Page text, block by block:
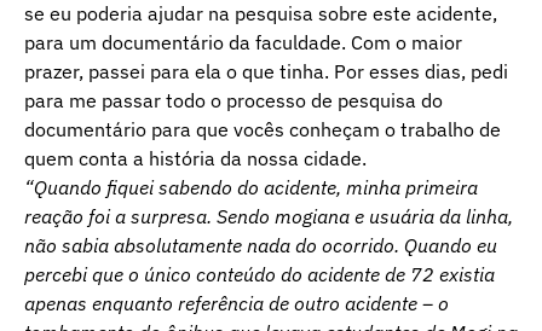
se eu poderia ajudar na pesquisa sobre este acidente,
para um documentário da faculdade. Com o maior
prazer, passei para ela o que tinha. Por esses dias, pedi
para me passar todo o processo de pesquisa do
documentário para que vocês conheçam o trabalho de
quem conta a história da nossa cidade.
“Quando fiquei sabendo do acidente, minha primeira
reação foi a surpresa. Sendo mogiana e usuária da linha,
não sabia absolutamente nada do ocorrido. Quando eu
percebi que o único conteúdo do acidente de 72 existia
apenas enquanto referência de outro acidente – o